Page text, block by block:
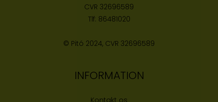
CVR 32696589
Tlf: 86481020
© Pitó 2024, CVR 32696589
INFORMATION
Kontakt os